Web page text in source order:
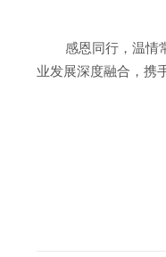
感恩同行，温情
业发展深度融合，携